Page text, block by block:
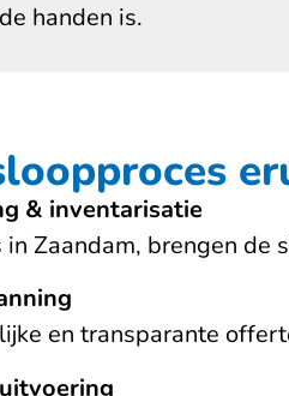
handen is.
& inventarisatie
Zaandam, brengen
en transparante